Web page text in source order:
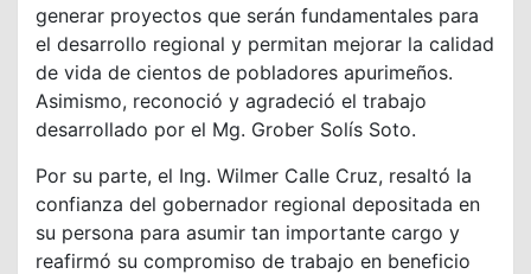
generar proyectos que serán fundamentales para
el desarrollo regional y permitan mejorar la calidad
de vida de cientos de pobladores apurimeños.
Asimismo, reconoció y agradeció el trabajo
desarrollado por el Mg. Grober Solís Soto.
Por su parte, el Ing. Wilmer Calle Cruz, resaltó la
confianza del gobernador regional depositada en
su persona para asumir tan importante cargo y
reafirmó su compromiso de trabajo en beneficio